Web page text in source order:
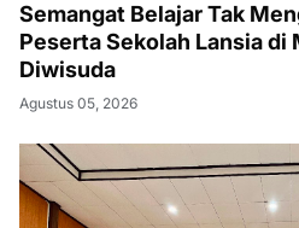
Semangat Belajar Tak
Peserta Sekolah Lansia di
Diwisuda
Agustus 05, 2026